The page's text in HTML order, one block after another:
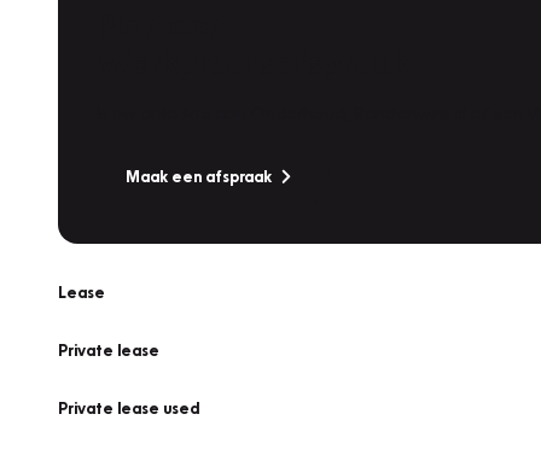
Maak een afspraak
Lease
Private lease
Private lease used